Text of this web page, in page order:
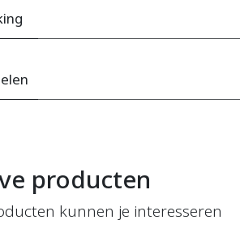
producten
kunnen je interesseren